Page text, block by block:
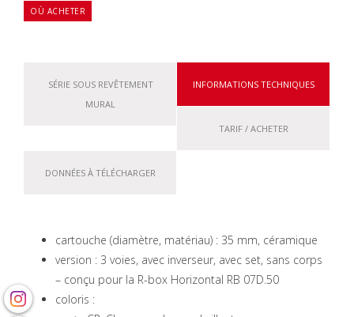
OÙ ACHETER
SÉRIE SOUS REVÊTEMENT
MURAL
INFORMATIONS TECHNIQUES
TARIF / ACHETER
DONNÉES À TÉLÉCHARGER
cartouche (diamètre, matériau) : 35 mm, céramique
version : 3 voies, avec inverseur, avec set, sans corps
– conçu pour la R-box Horizontal RB 07D.50
coloris :